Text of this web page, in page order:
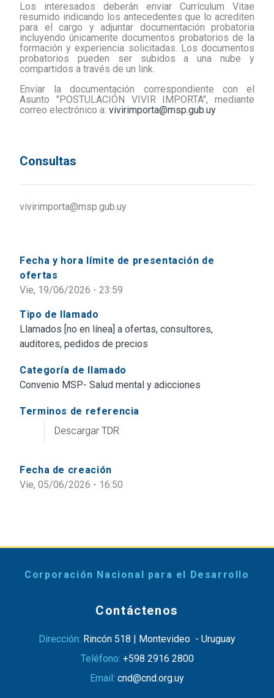
Fecha y hora límite de presentación de
ofertas
Vie, 19/06/2026 - 23:59
Tipo de llamado
Llamados [no en línea] a ofertas, consultores,
auditores, pedidos de precios
Categoría de llamado
Convenio MSP- Salud mental y adicciones
Terminos de referencia
Descargar TDR
Fecha de creación
Vie, 05/06/2026 - 16:50
Los interesados deberán enviar Currículum Vitae
resumido indicando los antecedentes que lo acrediten
para el cargo y adjuntar documentación probatoria
incluyendo únicamente documentos probatorios de la
formación y experiencia solicitadas. Los documentos
probatorios pueden ser subidos a una nube y
compartidos a través de un link.
Enviar la documentación correspondiente con el
Asunto "POSTULACIÓN VIVIR IMPORTA", mediante
correo electrónico a: vivirimporta@msp.gub.uy
Consultas
vivirimporta@msp.gub.uy
Corporación Nacional para el Desarrollo
Contáctenos
Dirección: Rincón 518 | Montevideo - Uruguay
Teléfono: +598 2916 2800
Email: cnd@cnd.org.uy